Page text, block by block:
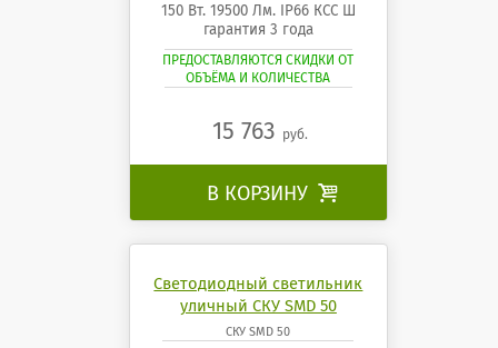
150 Вт. 19500 Лм. IP66 КСС Ш
гарантия 3 года
ПРЕДОСТАВЛЯЮТСЯ СКИДКИ ОТ
ОБЪЁМА И КОЛИЧЕСТВА
15 763 руб.
В КОРЗИНУ 
Светодиодный светильник
уличный СКУ SMD 50
СКУ SMD 50